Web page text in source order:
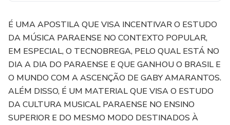
É UMA APOSTILA QUE VISA INCENTIVAR O ESTUDO
DA MÚSICA PARAENSE NO CONTEXTO POPULAR,
EM ESPECIAL, O TECNOBREGA, PELO QUAL ESTÁ NO
DIA A DIA DO PARAENSE E QUE GANHOU O BRASIL E
O MUNDO COM A ASCENÇÃO DE GABY AMARANTOS.
ALÉM DISSO, É UM MATERIAL QUE VISA O ESTUDO
DA CULTURA MUSICAL PARAENSE NO ENSINO
SUPERIOR E DO MESMO MODO DESTINADOS À